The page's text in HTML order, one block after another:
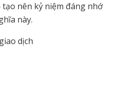
nên kỷ niệm đáng nhớ
này.
dịch